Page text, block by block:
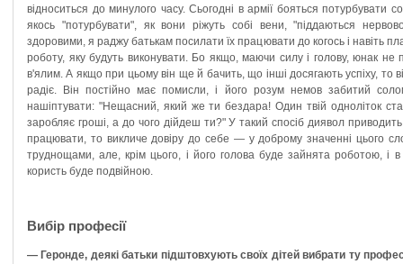
відноситься до минулого часу. Сьогодні в армії бояться потурбувати
якось "потурбувати", як вони ріжуть собі вени, "піддаються
здоровими, я раджу батькам посилати їх працювати до когось і навіть
роботу, яку будуть виконувати. Бо якщо, маючи силу і голову, юнак не
в'ялим. А якщо при цьому він ще й бачить, що інші досягають успіху, то
радіє. Він постійно має помисли, і його розум немов забитий
нашіптувати: "Нещасний, який же ти бездара! Один твій одноліток
заробляє гроші, а до чого дійдеш ти?" У такий спосіб диявол
працювати, то викличе довіру до себе — у доброму значенні цього
труднощами, але, крім цього, і його голова буде зайнята роботою, і
користь буде подвійною.
Вибір професії
— Геронде, деякі батьки підштовхують своїх дітей вибрати ту